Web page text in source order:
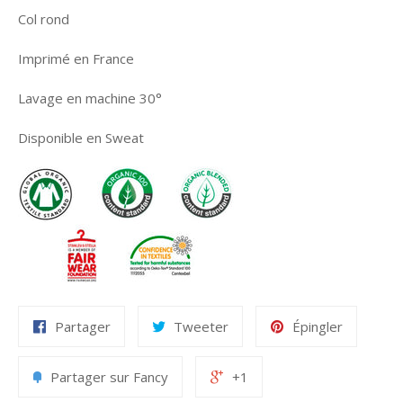
Col rond
Imprimé en France
Lavage en machine 30°
Disponible en Sweat
Partager Tweeter Épingler
Partager sur Fancy +1